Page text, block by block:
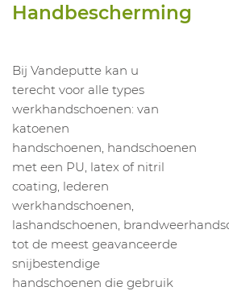
Handbescherming
Bij Vandeputte kan u
terecht voor alle types
werkhandschoenen: van
katoenen
handschoenen, handschoenen
met een PU, latex of nitril
coating, lederen
werkhandschoenen,
lashandschoenen,
tot de meest geavanceerde
snijbestendige
handschoenen die gebruik